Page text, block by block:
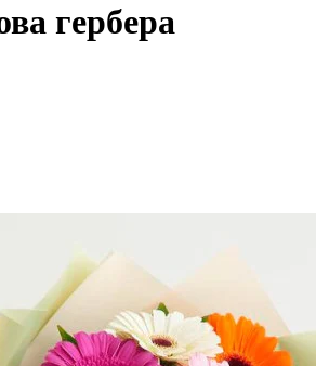
гербера